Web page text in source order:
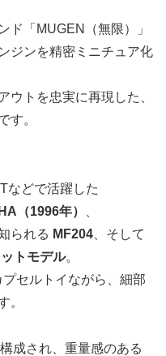
ド「MUGEN（無限）」
ジンを精密ミニチュア化
ウトを忠実に再現した、
す。
などで活躍した
（1996年）
られる MF204 、そして
トモデル。
セルトイながら、細部
。
成され、重量感のある